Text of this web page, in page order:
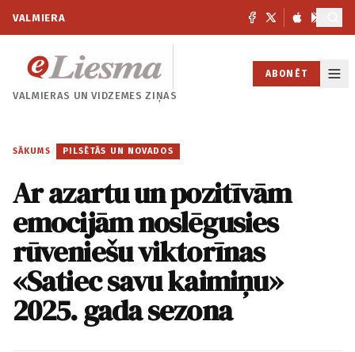
VALMIERA
VALMIERAS UNVIDZEMES ZIŅAS
ABONĒT
SĀKUMS / PILSĒTĀS UN NOVADOS
Ar azartu un pozitīvām
emocijām noslēgusies
rūveniešu viktorīnas
«Satiec savu kaimiņu»
2025. gada sezona